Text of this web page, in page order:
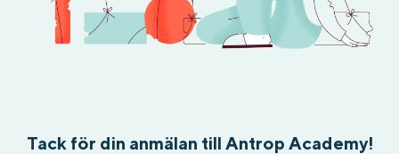
Tack för din anmälan till Antrop Academy!